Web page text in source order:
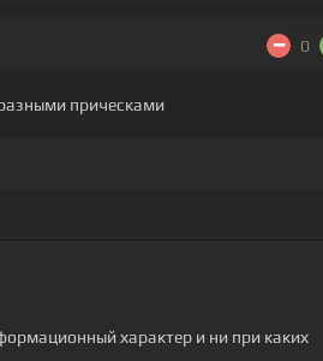
0
прическами
характер и ни при каких